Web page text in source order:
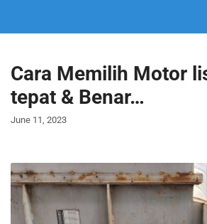
Cara Memilih Motor
tepat & Benar…
June 11, 2023